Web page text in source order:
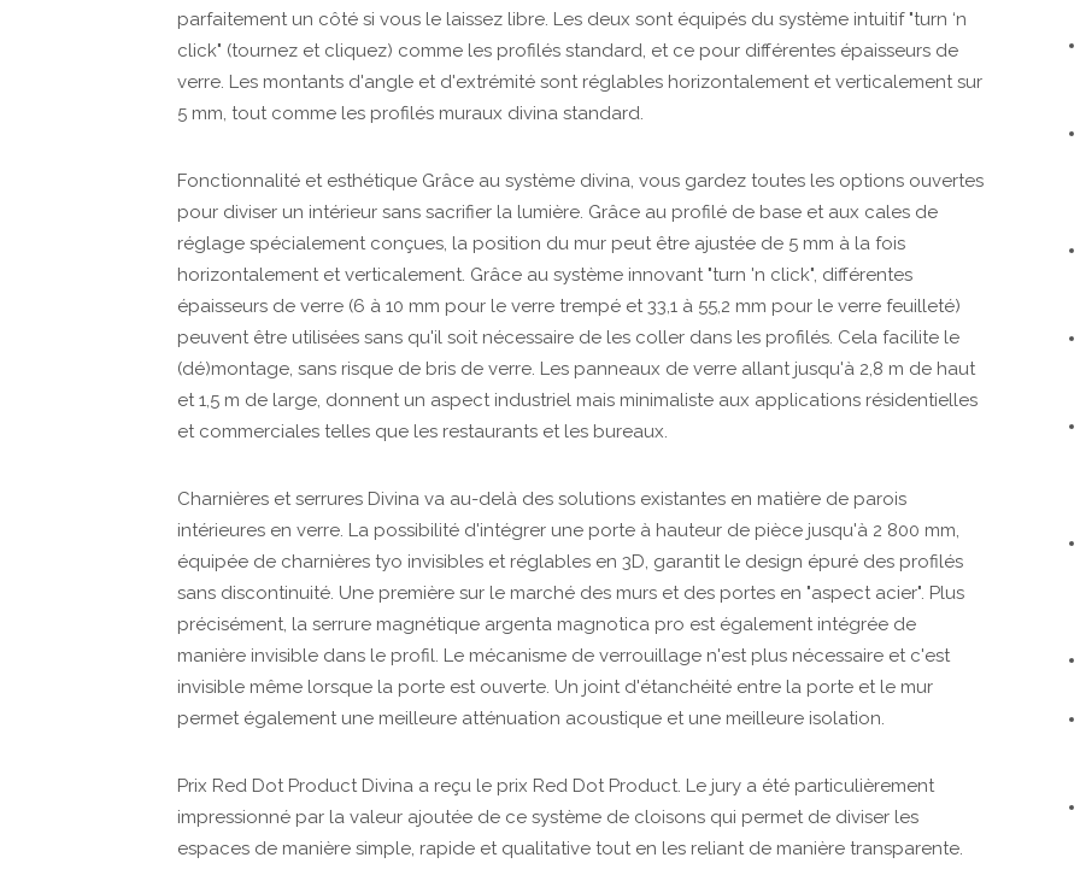
parfaitement un côté si vous le laissez libre. Les deux sont équipés du système intuitif "turn ‘n
click" (tournez et cliquez) comme les profilés standard, et ce pour différentes épaisseurs de
verre. Les montants d'angle et d'extrémité sont réglables horizontalement et verticalement sur
5 mm, tout comme les profilés muraux divina standard.
Fonctionnalité et esthétique Grâce au système divina, vous gardez toutes les options ouvertes
pour diviser un intérieur sans sacrifier la lumière. Grâce au profilé de base et aux cales de
réglage spécialement conçues, la position du mur peut être ajustée de 5 mm à la fois
horizontalement et verticalement. Grâce au système innovant "turn 'n click", différentes
épaisseurs de verre (6 à 10 mm pour le verre trempé et 33,1 à 55,2 mm pour le verre feuilleté)
peuvent être utilisées sans qu'il soit nécessaire de les coller dans les profilés. Cela facilite le
(dé)montage, sans risque de bris de verre. Les panneaux de verre allant jusqu'à 2,8 m de haut
et 1,5 m de large, donnent un aspect industriel mais minimaliste aux applications résidentielles
et commerciales telles que les restaurants et les bureaux.
Charnières et serrures Divina va au-delà des solutions existantes en matière de parois
intérieures en verre. La possibilité d'intégrer une porte à hauteur de pièce jusqu'à 2 800 mm,
équipée de charnières tyo invisibles et réglables en 3D, garantit le design épuré des profilés
sans discontinuité. Une première sur le marché des murs et des portes en "aspect acier". Plus
précisément, la serrure magnétique argenta magnotica pro est également intégrée de
manière invisible dans le profil. Le mécanisme de verrouillage n'est plus nécessaire et c'est
invisible même lorsque la porte est ouverte. Un joint d'étanchéité entre la porte et le mur
permet également une meilleure atténuation acoustique et une meilleure isolation.
Prix Red Dot Product Divina a reçu le prix Red Dot Product. Le jury a été particulièrement
impressionné par la valeur ajoutée de ce système de cloisons qui permet de diviser les
espaces de manière simple, rapide et qualitative tout en les reliant de manière transparente.